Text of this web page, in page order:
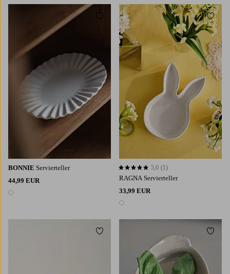
BONNIE Servierteller
44,99 EUR
1 Farbe
Zu Favoriten hinzufügen
RAGNA Servierteller
33,99 EUR
1 Farbe
5,0 basierend auf 1 Bewertungen
5,0 (1)
Zu
Zu Favoriten hinzufügen Zu